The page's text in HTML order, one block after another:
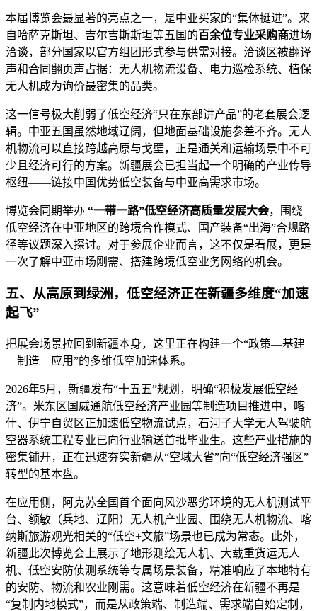
本届博览会最显著的亮点之一，是中亚买家的“集体挺进”。来
自哈萨克斯坦、吉尔吉斯斯坦等五国的百余位专业采购商进场
洽谈，部分国家以官方组团形式参与供需对接。洽谈区被翻译
声和合同翻页声占据：无人机物流设备、电力巡检系统、植保
无人机成为询价最密集的品类。
这一信号极大削弱了低空经济“只在东部讲产品”的老套展会逻
辑。中亚五国虽然地域辽阔，但地面基础设施参差不齐。无人
机物流可以直接跨越高原与戈壁，正是通关和运输场景中不可
少且经济可行的方案。新疆展会已担当起一个明确的产业传导
枢纽——链接中国优势低空装备与中亚高需求市场。
博览会同期举办 “一带一路”低空经济高质量发展大会，围绕
低空经济在中亚地区的跨境合作模式、国产装备“出海”合规路
径等议题深入探讨。对于参展企业而言，这不仅是看展，更是
一次了解中亚市场刚需、搭建跨境低空业务网络的机会。
五、从高原到绿洲，低空经济正在新疆多维度“加速
起飞”
把展会场景拉回到新疆本身，这里正在构建一个“政策—基建
—制造—应用”的多维低空加速体系。
2026年5月，新疆发布“十五五”规划，明确“积极发展低空经
济”。米东区国威通航低空经济产业园等制造项目推进中，喀
什、伊宁自贸区正加速低空物流试点，石河子大学无人驾驶航
空器系统工程专业已向行业输送首批毕业生。这些产业措施的
密集铺开，正在迅速夯实新疆从“空域大省”向“低空经济强区”
转型的基本盘。
在应用侧，阿克苏全国首个面向风沙恶劣环境的无人机测试平
台、额敏（兵地、辽阳）无人机产业园、围绕无人机物流、喀
纳斯旅游观光相关的“低空+文旅”场景也已成为常态。此外，
新疆此次博览会上展示了地形测绘无人机、大载重货运无人
机、低空安防侦测系统等专属场景装备，精准响应了本地特有
的安防、物流和农业刚需。这意味着低空经济在新疆不再是
“复制内地模式”，而是从政策端、制造端、需求端自始定制，